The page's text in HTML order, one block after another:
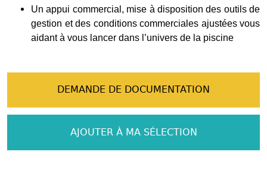
Un appui commercial, mise à disposition des outils de
gestion et des conditions commerciales ajustées vous
aidant à vous lancer dans l’univers de la piscine
DEMANDE DE DOCUMENTATION
AJOUTER À MA SÉLECTION